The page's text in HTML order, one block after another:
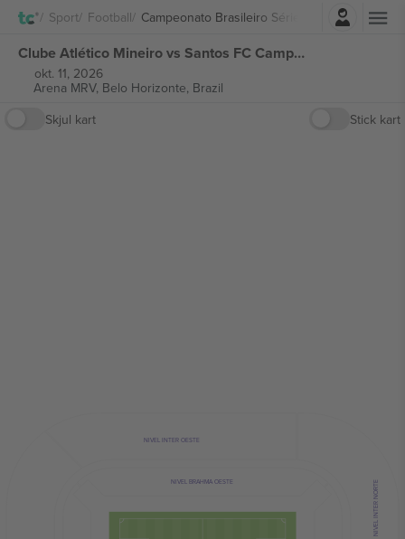
Sport Football Campeonato Brasileiro Série A
Logg Inn
Clube Atlético Mineiro vs Santos FC Campeonato Brasileiro Série A billetter
okt. 11, 2026
Arena MRV, Belo Horizonte, Brazil
Skjul kart
Stick kart
NIVEL BRAHMA OESTE
NIVEL INTER OESTE
NIVEL INTER NORTE